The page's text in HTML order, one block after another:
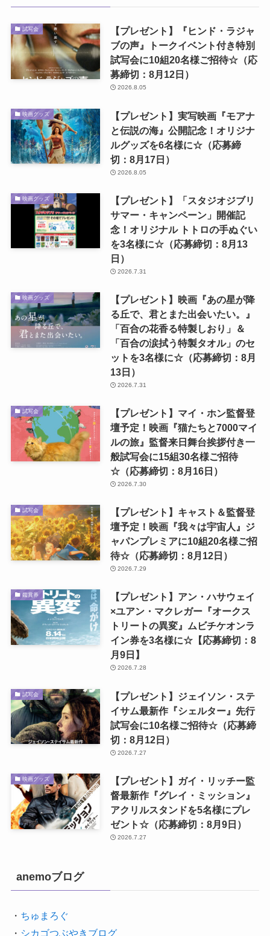
試写会
【プレゼント】『ヒンド・ラジャ
ブの声』トークイベント付き特別
試写会に10組20名様ご招待☆（応
募締切：8月12日）
2026.8.05
映画グッズ
【プレゼント】実写映画『モアナ
と伝説の海』公開記念！オリジナ
ルグッズを6名様に☆（応募締
切：8月17日）
2026.8.05
映画グッズ
【プレゼント】「スタジオジブリ
サマー・キャンペーン」開催記
念！オリジナル トトロの手ぬぐい
を3名様に☆（応募締切：8月13
日）
2026.7.31
映画グッズ
【プレゼント】映画『あの星が降
る丘で、君とまた出会いたい。』
「百合の花香る特製しおり」＆
「百合の涙拭う特製タオル」のセ
ットを3名様に☆（応募締切：8月
13日）
2026.7.31
試写会
【プレゼント】マイ・ホン監督登
壇予定！映画『猫たちと7000マイ
ルの旅』監督来日舞台挨拶付き一
般試写会に15組30名様ご招待
☆（応募締切：8月16日）
2026.7.30
試写会
【プレゼント】キャスト＆監督登
壇予定！映画『我々は宇宙人』ジ
ャパンプレミアに10組20名様ご招
待☆（応募締切：8月12日）
2026.7.29
鑑賞券
【プレゼント】アン・ハサウェイ
×ユアン・マクレガー『オークス
トリートの異変』ムビチケオンラ
イン券を3名様に☆【応募締切：8
月9日】
2026.7.28
試写会
【プレゼント】ジェイソン・ステ
イサム最新作『シェルター』先行
試写会に10名様ご招待☆（応募締
切：8月12日）
2026.7.27
映画グッズ
【プレゼント】ガイ・リッチー監
督最新作『グレイ・ミッション』
アクリルスタンドを5名様にプレ
ゼント☆（応募締切：8月9日）
2026.7.27
anemoブログ
・ ちゅまろぐ
・ シカゴつぶやきブログ